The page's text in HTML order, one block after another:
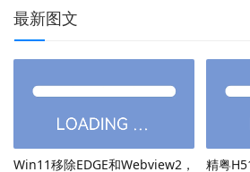
最新图文
Win11移除EDGE和Webview2，
精粤